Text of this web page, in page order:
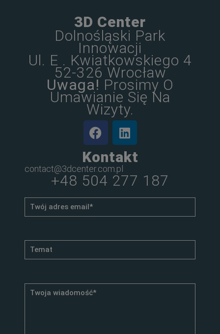
3D Center
Dolnośląski Park
Innowacji
Ul. E . Kwiatkowskiego 4
52-326 Wrocław
Uwaga! Prosimy O
Umawianie Się Na
Wizyty.
Kontakt
contact@3dcenter.com.pl
+48 504 277 187